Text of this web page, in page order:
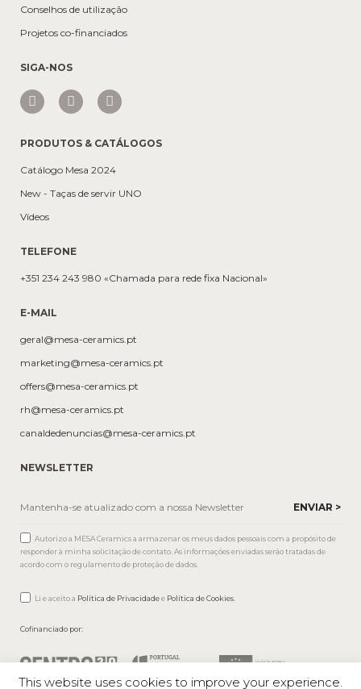
Conselhos de utilização
Projetos co-financiados
SIGA-NOS
PRODUTOS & CATÁLOGOS
Catálogo Mesa 2024
New - Taças de servir UNO
Vídeos
TELEFONE
+351 234 243 980 «Chamada para rede fixa Nacional»
E-MAIL
geral@mesa-ceramics.pt
marketing@mesa-ceramics.pt
offers@mesa-ceramics.pt
rh@mesa-ceramics.pt
canaldedenuncias@mesa-ceramics.pt
NEWSLETTER
Autorizo a MESA Ceramics a armazenar os meus dados pessoais com a propósito de
responder à minha solicitação de contato. As informações enviadas serão tratadas de
acordo com o regulamento de proteção de dados.
Li e aceito a Política de Privacidadee Política de Cookies
Cofinanciado por:
This website uses cookies to improve your experience.